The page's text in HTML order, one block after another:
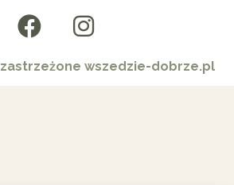
wszedzie-dobrze.pl